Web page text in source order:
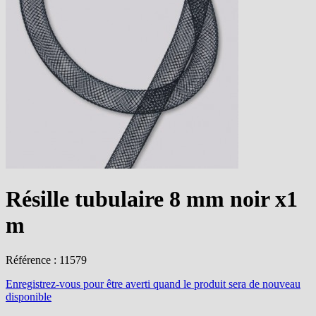
Résille tubulaire 8 mm noir x1
m
Référence : 11579
Enregistrez-vous pour être averti quand le produit sera de nouveau
disponible